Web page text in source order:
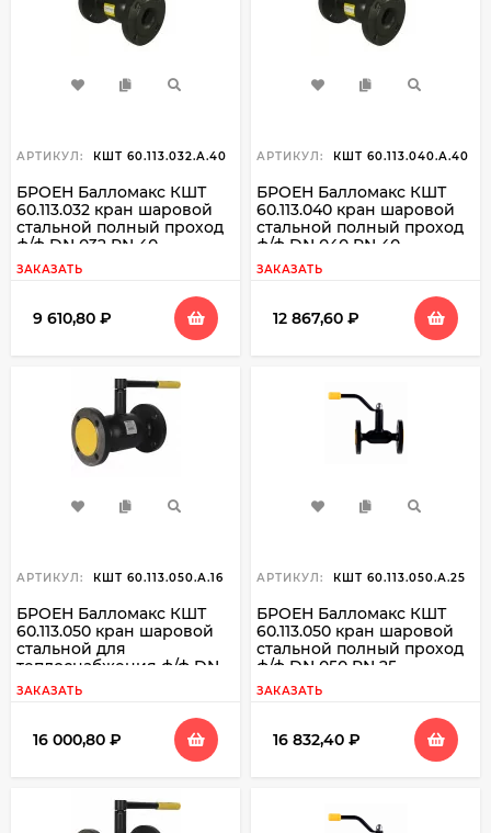
АРТИКУЛ: КШТ 60.113.032.А.40
БРОЕН Балломакс КШТ
60.113.032 кран шаровой
стальной полный проход
ф/ф DN 032 PN 40
ЗАКАЗАТЬ
9 610,80 ₽
АРТИКУЛ: КШТ 60.113.040.А.40
БРОЕН Балломакс КШТ
60.113.040 кран шаровой
стальной полный проход
ф/ф DN 040 PN 40
ЗАКАЗАТЬ
12 867,60 ₽
АРТИКУЛ: КШТ 60.113.050.А.16
БРОЕН Балломакс КШТ
60.113.050 кран шаровой
стальной для
теплоснабжения ф/ф DN
050 PN 16
ЗАКАЗАТЬ
16 000,80 ₽
АРТИКУЛ: КШТ 60.113.050.А.25
БРОЕН Балломакс КШТ
60.113.050 кран шаровой
стальной полный проход
ф/ф DN 050 PN 25
ЗАКАЗАТЬ
16 832,40 ₽